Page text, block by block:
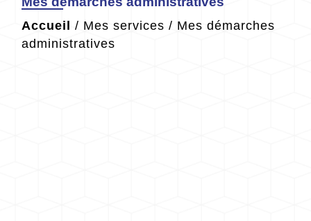
Accueil / Mes services / Mes démarches
administratives